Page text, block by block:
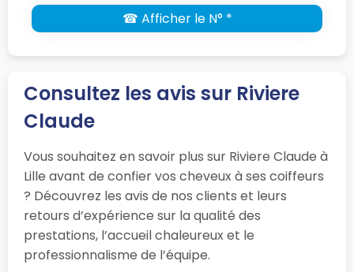
☎ Afficher le N° *
Consultez les avis sur Riviere
Claude
Vous souhaitez en savoir plus sur Riviere Claude à
Lille avant de confier vos cheveux à ses coiffeurs
? Découvrez les avis de nos clients et leurs
retours d’expérience sur la qualité des
prestations, l’accueil chaleureux et le
professionnalisme de l’équipe.